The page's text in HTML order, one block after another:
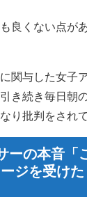
良くない点が
関与した女子
き続き毎日朝
り批判をされて
ーの本音「
ジを受け